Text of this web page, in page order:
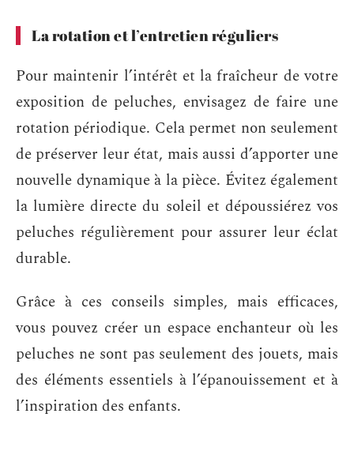
La rotation et l’entretien réguliers
Pour maintenir l’intérêt et la fraîcheur de votre
exposition de peluches, envisagez de faire une
rotation périodique. Cela permet non seulement
de préserver leur état, mais aussi d’apporter une
nouvelle dynamique à la pièce. Évitez également
la lumière directe du soleil et dépoussiérez vos
peluches régulièrement pour assurer leur éclat
durable.
Grâce à ces conseils simples, mais efficaces,
vous pouvez créer un espace enchanteur où les
peluches ne sont pas seulement des jouets, mais
des éléments essentiels à l’épanouissement et à
l’inspiration des enfants.